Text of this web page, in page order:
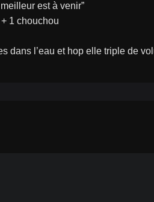
est à venir”
1 chouchou
dans l’eau et hop elle triple de